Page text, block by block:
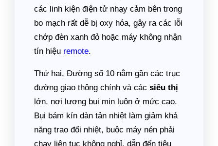
các linh kiện điện tử nhạy cảm bên trong
bo mạch rất dễ bị oxy hóa, gây ra các lỗi
chớp đèn xanh đỏ hoặc máy không nhận
tín hiệu remote.
Thứ hai, Đường số 10 nằm gần các trục
đường giao thông chính và các siêu thị
lớn, nơi lượng bụi mịn luôn ở mức cao.
Bụi bám kín dàn tản nhiệt làm giảm khả
năng trao đổi nhiệt, buộc máy nén phải
chạy liên tục không nghỉ, dẫn đến tiêu